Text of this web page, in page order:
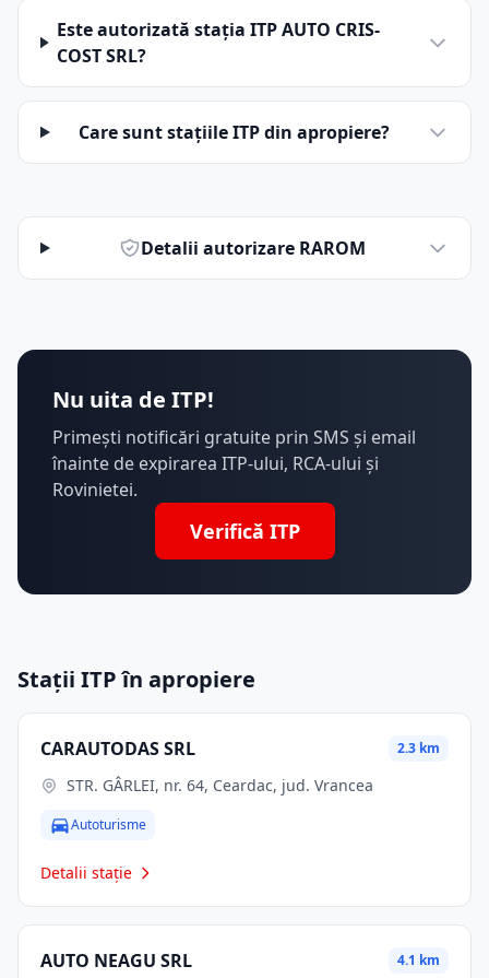
Este autorizată stația ITP AUTO CRIS-
COST SRL?
Care sunt stațiile ITP din apropiere?
Detalii autorizare RAROM
Nu uita de ITP!
Primești notificări gratuite prin SMS și email
înainte de expirarea ITP-ului, RCA-ului și
Rovinietei.
Verifică ITP
Stații ITP în apropiere
CARAUTODAS SRL 2.3 km
STR. GÂRLEI, nr. 64, Ceardac, jud. Vrancea
Autoturisme
Detalii stație
AUTO NEAGU SRL 4.1 km